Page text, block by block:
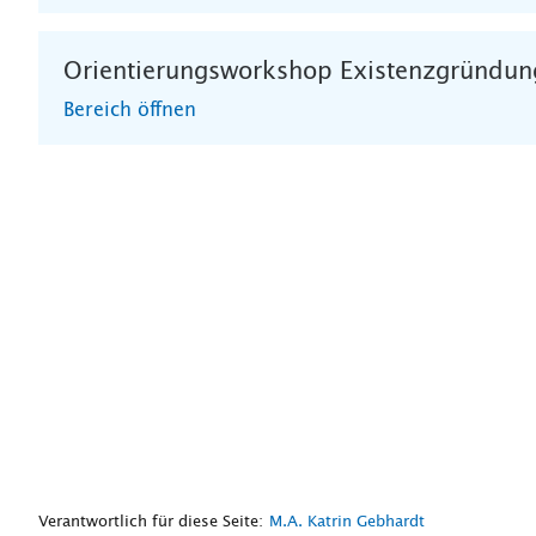
Orientierungsworkshop
Bereich öffnen
Verantwortlich für diese Seite: M.A. Katrin Gebhardt